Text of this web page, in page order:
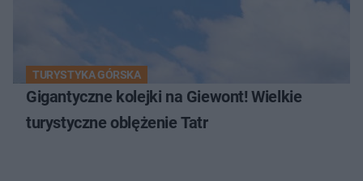
TURYSTYKA GÓRSKA
Gigantyczne kolejki na Giewont! Wielkie
turystyczne oblężenie Tatr